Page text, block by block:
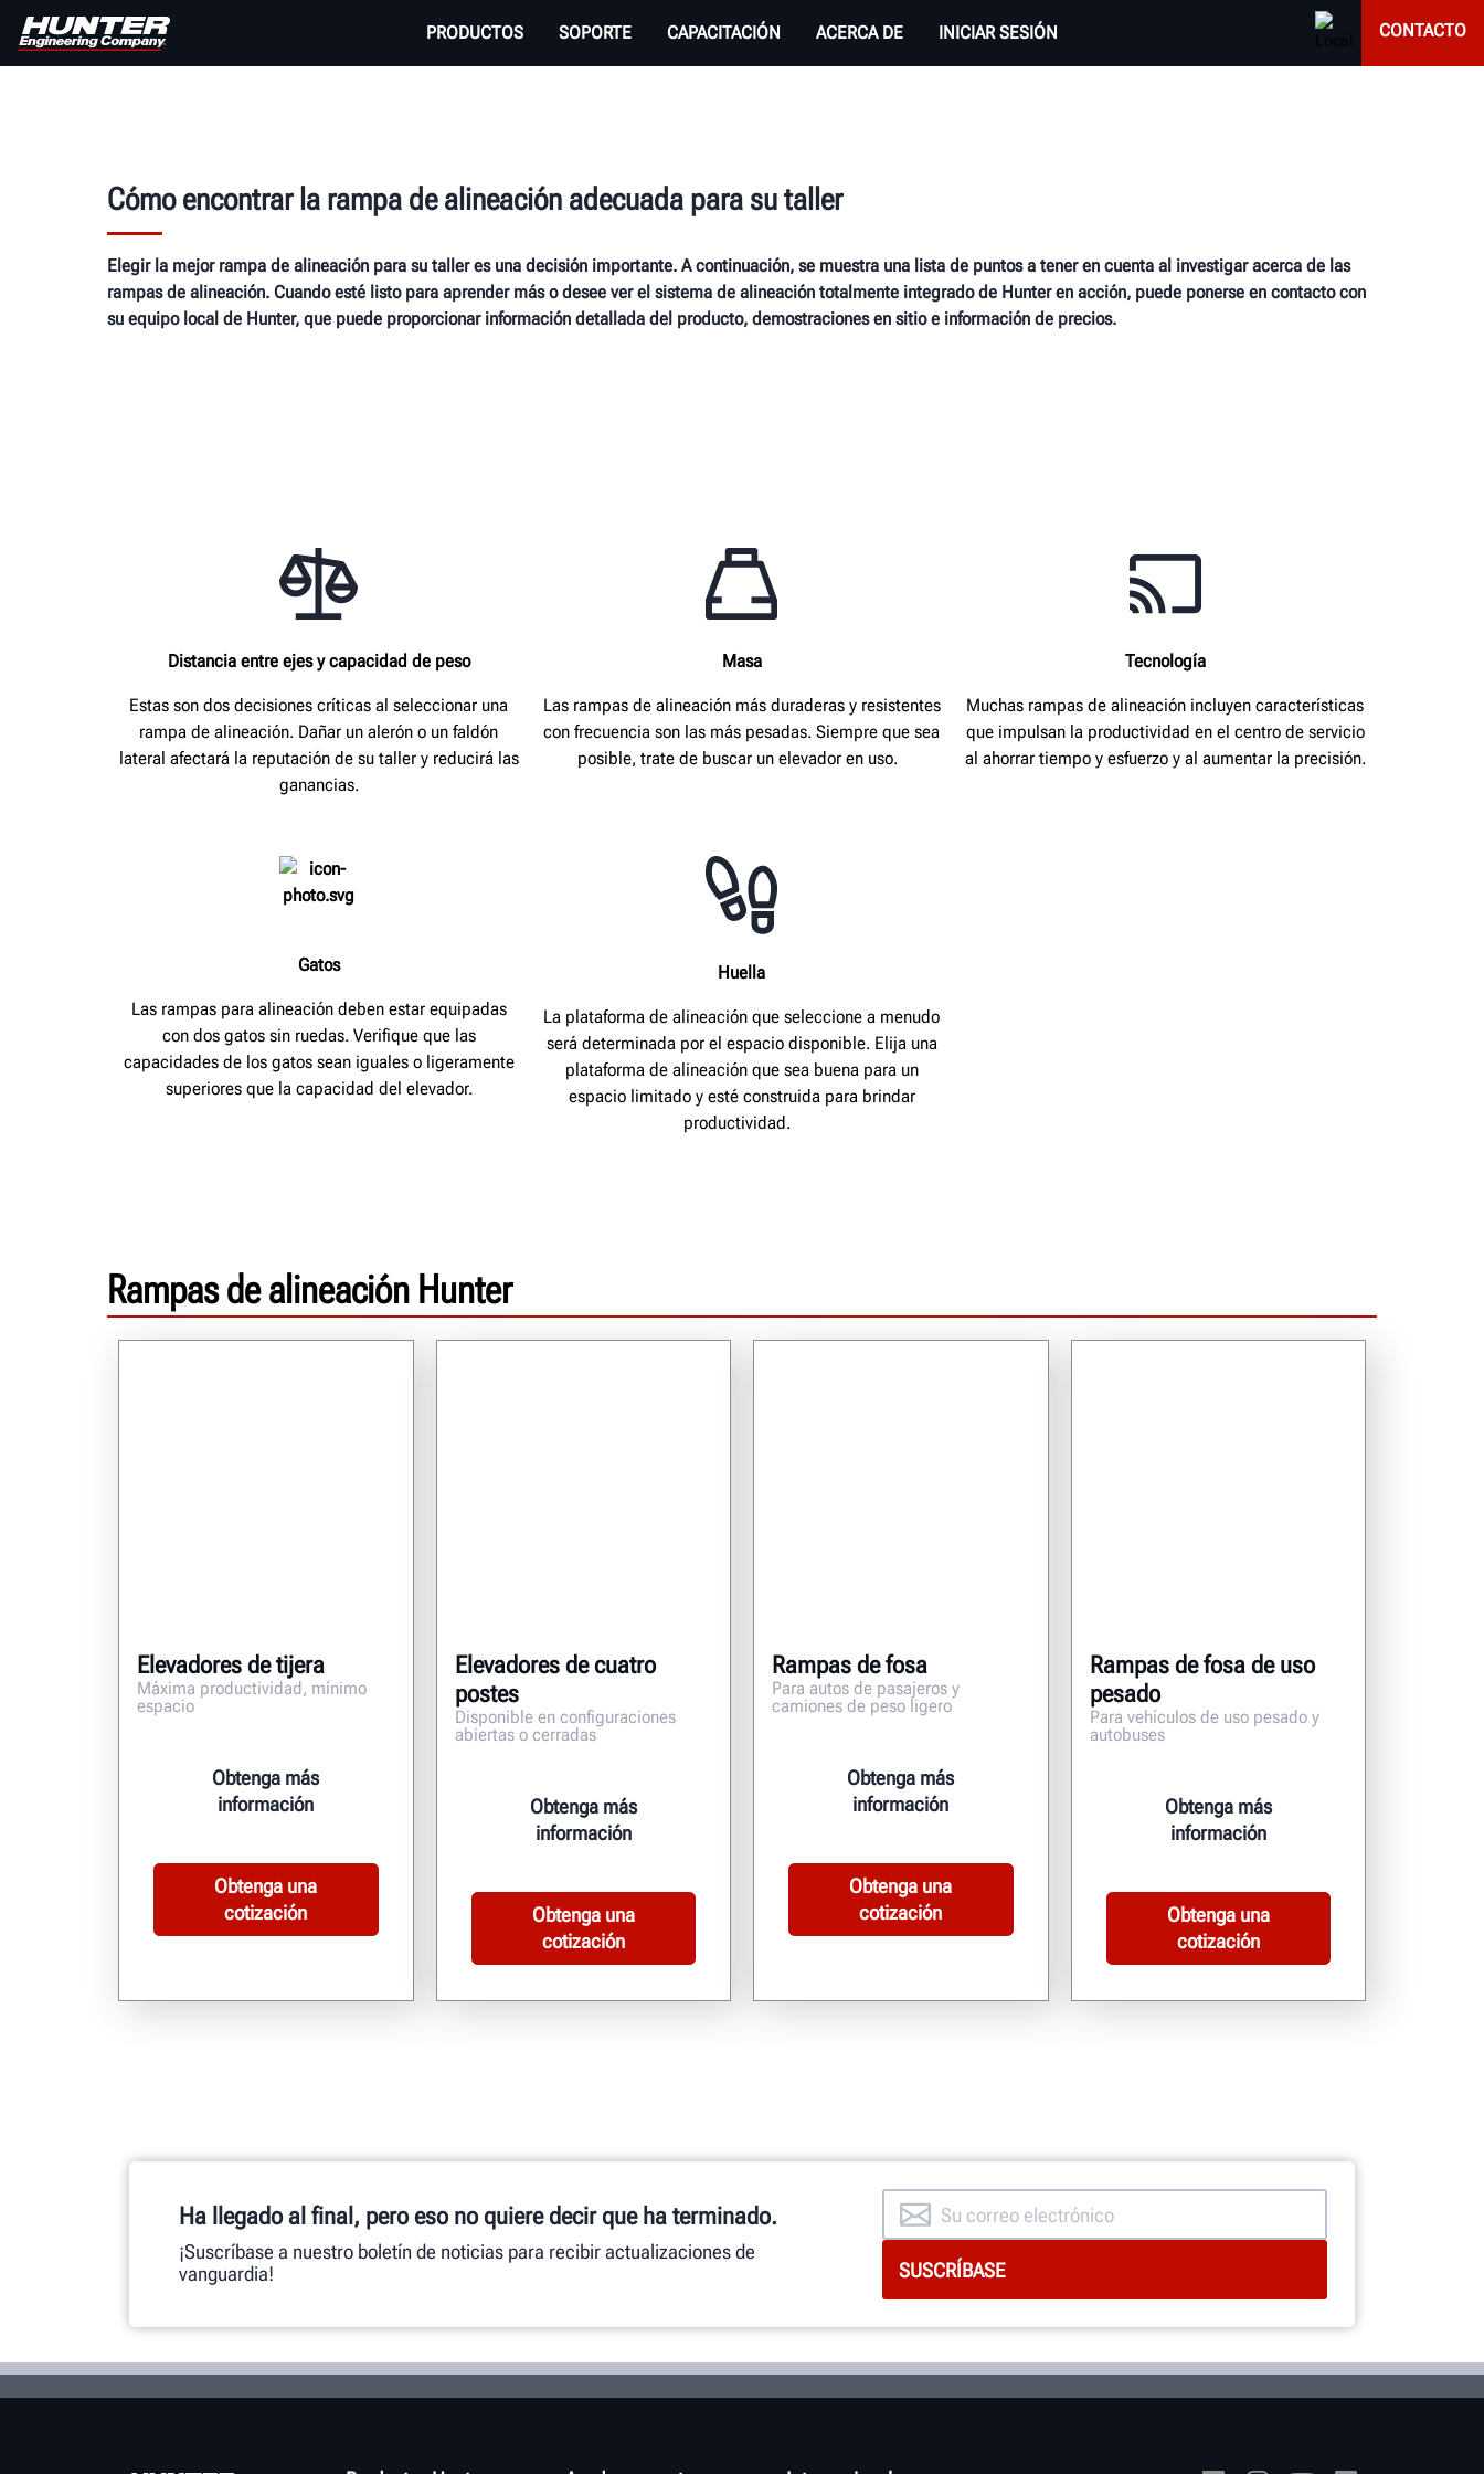
PRODUCTOS SOPORTE CAPACITACIÓN ACERCA DE INICIAR SESIÓN CONTACTO
Cómo encontrar la rampa de alineación adecuada para su taller
Elegir la mejor rampa de alineación para su taller es una decisión importante. A continuación, se muestra una lista de puntos a tener en cuenta al investigar acerca de las
rampas de alineación. Cuando esté listo para aprender más o desee ver el sistema de alineación totalmente integrado de Hunter en acción, puede ponerse en contacto con
su equipo local de Hunter, que puede proporcionar información detallada del producto, demostraciones en sitio e información de precios.
Distancia entre ejes y capacidad de peso
Estas son dos decisiones críticas al seleccionar una
rampa de alineación. Dañar un alerón o un faldón
lateral afectará la reputación de su taller y reducirá las
ganancias.
Masa
Las rampas de alineación más duraderas y resistentes
con frecuencia son las más pesadas. Siempre que sea
posible, trate de buscar un elevador en uso.
Tecnología
Muchas rampas de alineación incluyen características
que impulsan la productividad en el centro de servicio
al ahorrar tiempo y esfuerzo y al aumentar la precisión.
Gatos
Las rampas para alineación deben estar equipadas
con dos gatos sin ruedas. Verifique que las
capacidades de los gatos sean iguales o ligeramente
superiores que la capacidad del elevador.
Huella
La plataforma de alineación que seleccione a menudo
será determinada por el espacio disponible. Elija una
plataforma de alineación que sea buena para un
espacio limitado y esté construida para brindar
productividad.
Rampas de alineación Hunter
Elevadores de tijera
Máxima productividad, mínimo
espacio
Obtenga más
información
Obtenga una
cotización
Elevadores de cuatro
postes
Disponible en configuraciones
abiertas o cerradas
Obtenga más
información
Obtenga una
cotización
Rampas de fosa
Para autos de pasajeros y
camiones de peso ligero
Obtenga más
información
Obtenga una
cotización
Rampas de fosa de uso
pesado
Para vehículos de uso pesado y
autobuses
Obtenga más
información
Obtenga una
cotización
Ha llegado al final, pero eso no quiere decir que ha terminado.
¡Suscríbase a nuestro boletín de noticias para recibir actualizaciones de
vanguardia!